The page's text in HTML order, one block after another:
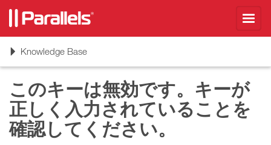
ToggleKnowledge Base
このキーは無効です。キーが
正しく入力されていることを
確認してください。